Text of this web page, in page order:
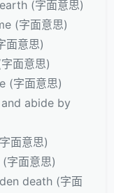
(字面意思)
(字面意思)
面意思)
面意思)
(字面意思)
abide by
面意思)
字面意思)
death (字面